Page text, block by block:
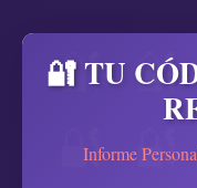
🔐 TU
Informe